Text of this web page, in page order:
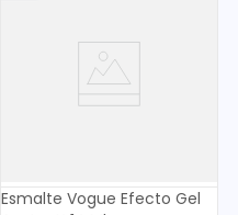
Esmalte Vogue Efecto Gel